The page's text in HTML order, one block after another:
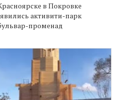
в Покровке
активити-парк
променад